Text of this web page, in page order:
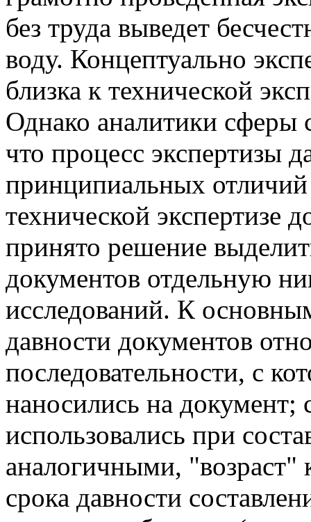
без труда выведет
воду. Концептуально
близка к технической
Однако аналитики сферы
что процесс экспертизы
принципиальных
технической экспертизе
принято решение
документов отдельную
исследований. К
давности документов
последовательности, с
наносились на документ;
использовались при
аналогичными, "возраст"
срока давности